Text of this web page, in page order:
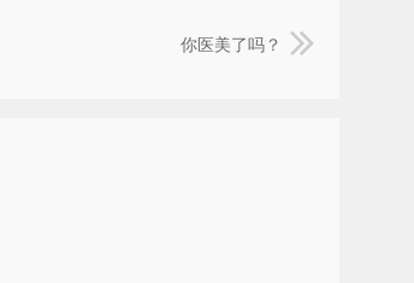
你医美了吗？